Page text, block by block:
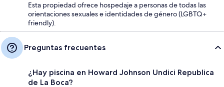
Esta propiedad ofrece hospedaje a personas de todas las
orientaciones sexuales e identidades de género (LGBTQ+
friendly).
Preguntas frecuentes
¿Hay piscina en Howard Johnson Undici Republica
de La Boca?